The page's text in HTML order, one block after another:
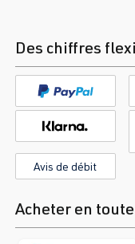
Des chiffres
Avis de débit
Acheter en